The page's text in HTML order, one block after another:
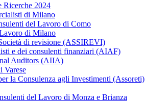
Ricerche 2024
di Milano
del Lavoro di Como
di Milano
di revisione (ASSIREVI)
e dei consulenti finanziari (AIAF)
Auditors (AIIA)
Varese
la Consulenza agli Investimenti (Assoreti)
del Lavoro di Monza e Brianza